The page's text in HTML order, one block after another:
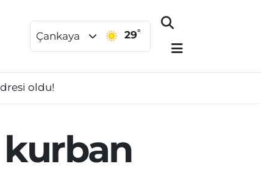
Çankaya 29°
oldu!